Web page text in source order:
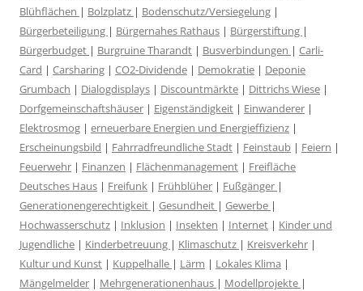
Blühflächen | Bolzplatz | Bodenschutz/Versiegelung |
Bürgerbeteiligung | Bürgernahes Rathaus | Bürgerstiftung |
Bürgerbudget | Burgruine Tharandt | Busverbindungen | Carli-
Card | Carsharing | CO2-Dividende | Demokratie | Deponie
Grumbach | Dialogdisplays | Discountmärkte | Dittrichs Wiese |
Dorfgemeinschaftshäuser | Eigenständigkeit | Einwanderer |
Elektrosmog | erneuerbare Energien und Energieffizienz |
Erscheinungsbild | Fahrradfreundliche Stadt | Feinstaub | Feiern |
Feuerwehr | Finanzen | Flächenmanagement | Freifläche
Deutsches Haus | Freifunk | Frühblüher | Fußgänger |
Generationengerechtigkeit | Gesundheit | Gewerbe |
Hochwasserschutz | Inklusion | Insekten | Internet | Kinder und
Jugendliche | Kinderbetreuung | Klimaschutz | Kreisverkehr |
Kultur und Kunst | Kuppelhalle | Lärm | Lokales Klima |
Mängelmelder | Mehrgenerationenhaus | Modellprojekte |